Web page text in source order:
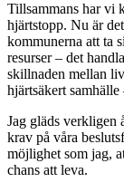
Tillsammans har vi
hjärtstopp. Nu är
kommunerna att ta
resurser – det
skillnaden mellan
hjärtsäkert
Jag gläds verkligen
krav på våra
möjlighet som jag,
chans att leva.